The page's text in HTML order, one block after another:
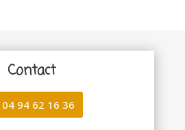
Contact
04 94 62 16 36